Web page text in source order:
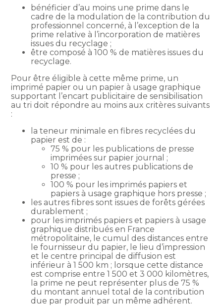
bénéficier d’au moins une prime dans le
cadre de la modulation de la contribution du
professionnel concerné, à l’exception de la
prime relative à l’incorporation de matières
issues du recyclage ;
être composé à 100 % de matières issues du
recyclage.
Pour être éligible à cette même prime, un
imprimé papier ou un papier à usage graphique
supportant l’encart publicitaire de sensibilisation
au tri doit répondre au moins aux critères suivants
:
la teneur minimale en fibres recyclées du
papier est de :
75 % pour les publications de presse
imprimées sur papier journal ;
10 % pour les autres publications de
presse ;
100 % pour les imprimés papiers et
papiers à usage graphique hors presse ;
les autres fibres sont issues de forêts gérées
durablement ;
pour les imprimés papiers et papiers à usage
graphique distribués en France
métropolitaine, le cumul des distances entre
le fournisseur du papier, le lieu d’impression
et le centre principal de diffusion est
inférieur à 1 500 km ; lorsque cette distance
est comprise entre 1 500 et 3 000 kilomètres,
la prime ne peut représenter plus de 75 %
du montant annuel total de la contribution
due par produit par un même adhérent.